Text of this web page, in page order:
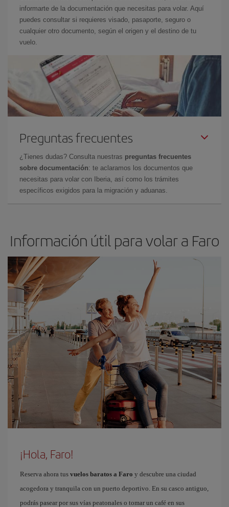
informarte de la documentación que necesitas para volar. Aquí
puedes consultar si requieres visado, pasaporte, seguro o
cualquier otro documento, según el origen y el destino de tu
vuelo.
Preguntas frecuentes
¿Tienes dudas? Consulta nuestras preguntas frecuentes
sobre documentación: te aclaramos los documentos que
necesitas para volar con Iberia, así como los trámites
específicos exigidos para la migración y aduanas.
Información útil para volar a Faro
¡Hola, Faro!
Reserva ahora tus vuelos baratos a Faro y descubre una ciudad
acogedora y tranquila con un puerto deportivo. En su casco antiguo,
podrás pasear por sus vías peatonales o tomar un café en sus